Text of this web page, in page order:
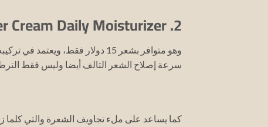
2. TGIN Butter Cream Daily Moisturizer:
وهو متوافر بشعر 15 دولار فقط، ويعتمد في تركيبه الأساسي على
سرعة إصلاح الشعر التالف أيضا وليس فقط
كما يساعد على ملء تجاويف الشعرة والتي كلما